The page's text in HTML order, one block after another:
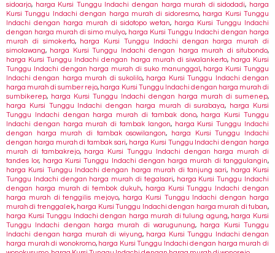
sidoarjo, harga Kursi Tunggu Indachi dengan harga murah di sidodadi,
harga
Kursi Tunggu Indachi dengan harga murah di sidoresmo, harga Kursi Tunggu
Indachi dengan harga murah di sidotopo wetan,
harga Kursi Tunggu Indachi
dengan harga murah di simo mulyo, harga Kursi Tunggu Indachi dengan harga
murah di simokerto,
harga Kursi Tunggu Indachi dengan harga murah di
simolawang, harga Kursi Tunggu Indachi dengan harga murah di situbondo,
harga Kursi Tunggu Indachi dengan harga murah di siwalankerto, harga Kursi
Tunggu Indachi dengan harga murah di suko manunggal , harga Kursi Tunggu
Indachi dengan harga murah di sukolilo, harga Kursi Tunggu Indachi dengan
harga murah di sumber rejo, harga Kursi Tunggu Indachi dengan harga murah di
sumbikerep, harga Kursi Tunggu Indachi dengan harga murah di sumenep,
harga Kursi Tunggu Indachi dengan harga murah di surabaya,
harga Kursi
Tunggu Indachi dengan harga murah di tambak dono,
harga Kursi Tunggu
Indachi dengan harga murah di tambak langon,
harga Kursi Tunggu Indachi
dengan harga murah di tambak osowilangon,
harga Kursi Tunggu Indachi
dengan harga murah di tambak sari, harga Kursi Tunggu Indachi dengan harga
murah di tambakrejo,
harga Kursi Tunggu Indachi dengan harga murah di
tandes lor, harga Kursi Tunggu Indachi dengan harga murah di tanggulangin,
harga Kursi Tunggu Indachi dengan harga murah di tanjung sari,
harga Kursi
Tunggu Indachi dengan harga murah di tegalsari, harga Kursi Tunggu Indachi
dengan harga murah di tembok dukuh,
harga Kursi Tunggu Indachi dengan
harga murah di tenggilis mejoyo,
harga Kursi Tunggu Indachi dengan harga
murah di trenggalek, harga Kursi Tunggu Indachi dengan harga murah di tuban,
harga Kursi Tunggu Indachi dengan harga murah di tulung agung, harga Kursi
Tunggu Indachi dengan harga murah di warugunung,
harga Kursi Tunggu
Indachi dengan harga murah di wiyung, harga Kursi Tunggu Indachi dengan
harga murah di wonokromo, harga Kursi Tunggu Indachi dengan harga murah di